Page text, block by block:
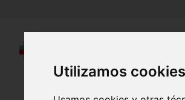
Utilizamos cookies